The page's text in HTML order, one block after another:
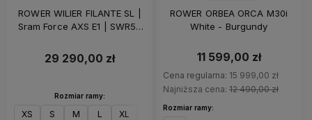
ROWER WILIER FILANTE SL |
Sram Force AXS E1 | SWR50
29 290,00 zł
Rozmiar ramy:
XS S M L XL
ROWER ORBEA ORCA M30i
White - Burgundy
11 599,00 zł
Cena regularna: 15 999,00 zł
Najniższa cena: 12 490,00 zł
Rozmiar ramy: